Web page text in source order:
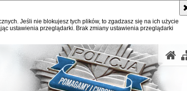
Jeśli nie blokujesz tych plików, to zgadzasz się na ich użycie
ustawienia przeglądarki. Brak zmiany ustawienia przeglądarki